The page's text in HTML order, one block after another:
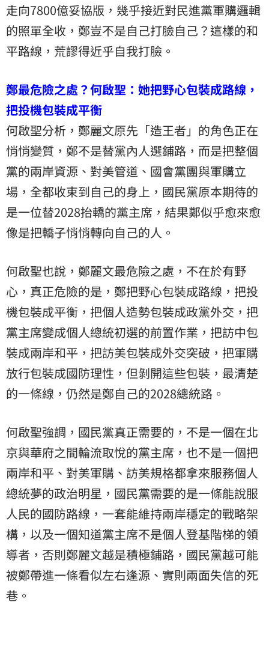
走向7800億妥協版，幾乎接近對民進黨軍購邏輯
的照單全收，鄭豈不是自己打臉自己？這樣的和
平路線，荒謬得近乎自我打臉。
鄭最危險之處？何啟聖：她把野心包裝成路線，
把投機包裝成平衡
何啟聖分析，鄭麗文原先「造王者」的角色正在
悄悄變質，鄭不是替黨內人選鋪路，而是把整個
黨的兩岸資源、對美管道、國會黨團與軍購立
場，全都收束到自己的身上，國民黨原本期待的
是一位替2028抬轎的黨主席，結果鄭似乎愈來愈
像是把轎子悄悄轉向自己的人。
何啟聖也說，鄭麗文最危險之處，不在於有野
心，真正危險的是，鄭把野心包裝成路線，把投
機包裝成平衡，把個人造勢包裝成政黨外交，把
黨主席變成個人總統初選的前置作業，把訪中包
裝成兩岸和平，把訪美包裝成外交突破，把軍購
放行包裝成國防理性，但剝開這些包裝，最清楚
的一條線，仍然是鄭自己的2028總統路。
何啟聖強調，國民黨真正需要的，不是一個在北
京與華府之間輪流取悅的黨主席，也不是一個把
兩岸和平、對美軍購、訪美規格都拿來服務個人
總統夢的政治明星，國民黨需要的是一條能說服
人民的國防路線，一套能維持兩岸穩定的戰略架
構，以及一個知道黨主席不是個人登基階梯的領
導者，否則鄭麗文越是積極鋪路，國民黨越可能
被鄭帶進一條看似左右逢源、實則兩面失信的死
巷。